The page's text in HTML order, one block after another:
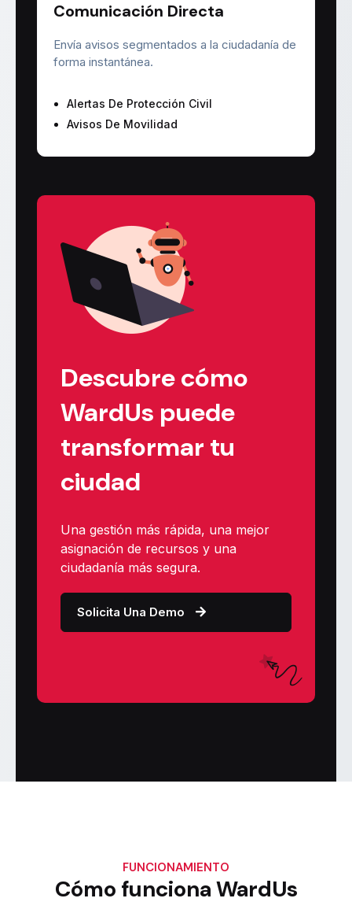
Comunicación Directa
Envía avisos segmentados a la ciudadanía de
forma instantánea.
Alertas De Protección Civil
Avisos De Movilidad
Descubre cómo
WardUs puede
transformar tu
ciudad
Una gestión más rápida, una mejor
asignación de recursos y una
ciudadanía más segura.
Solicita Una Demo
FUNCIONAMIENTO
Cómo funciona WardUs